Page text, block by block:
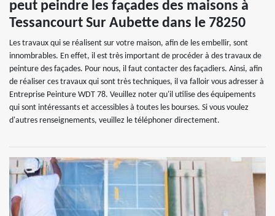
peut peindre les façades des maisons à
Tessancourt Sur Aubette dans le 78250
Les travaux qui se réalisent sur votre maison, afin de les embellir, sont
innombrables. En effet, il est très important de procéder à des travaux de
peinture des façades. Pour nous, il faut contacter des façadiers. Ainsi, afin
de réaliser ces travaux qui sont très techniques, il va falloir vous adresser à
Entreprise Peinture WDT 78. Veuillez noter qu'il utilise des équipements
qui sont intéressants et accessibles à toutes les bourses. Si vous voulez
d'autres renseignements, veuillez le téléphoner directement.